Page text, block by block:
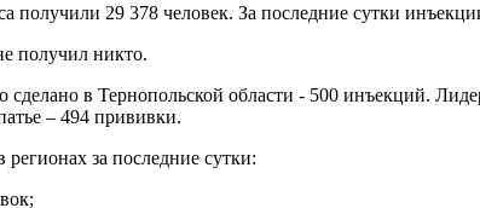
получили 29 378 человек. За последние сутки
получил никто.
в Тернопольской области - 500 инъекций.
– 494 прививки.
за последние сутки: